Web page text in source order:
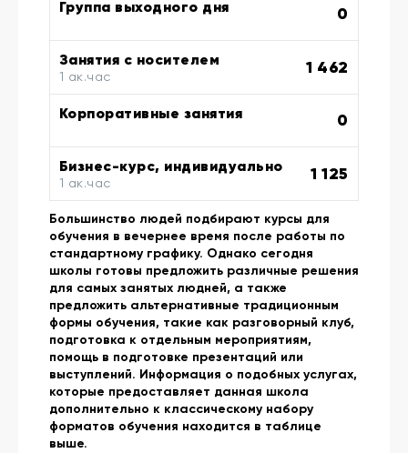
Группа выходного дня 0
Занятия с носителем
1 ак.час 1 462
Корпоративные занятия 0
Бизнес-курс, индивидуально
1 ак.час 1 125
Большинство людей подбирают курсы для
обучения в вечернее время после работы по
стандартному графику. Однако сегодня
школы готовы предложить различные решения
для самых занятых людней, а также
предложить альтернативные традиционным
формы обучения, такие как разговорный клуб,
подготовка к отдельным мероприятиям,
помощь в подготовке презентаций или
выступлений. Информация о подобных услугах,
которые предоставляет данная школа
дополнительно к классическому набору
форматов обучения находится в таблице
выше.